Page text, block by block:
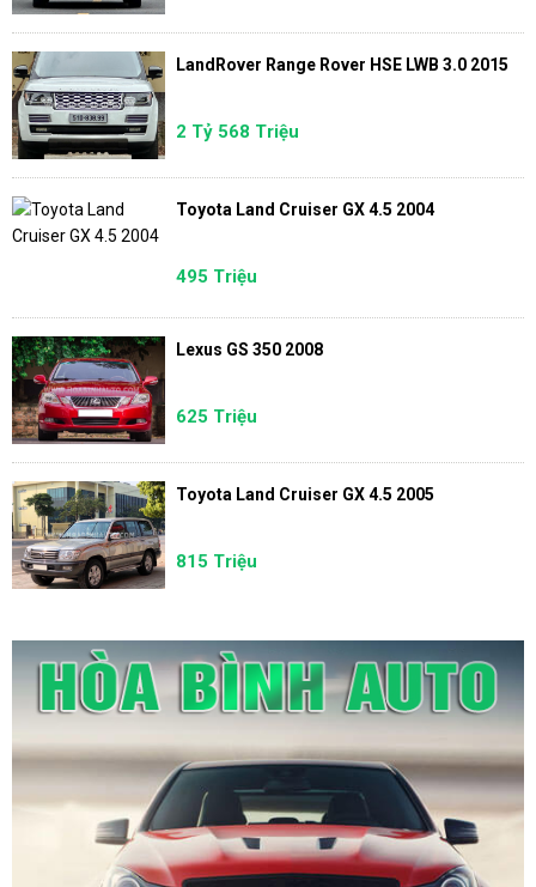
LandRover Range Rover HSE LWB 3.0 2015
2 Tỷ 568 Triệu
Toyota Land Cruiser GX 4.5 2004
495 Triệu
Lexus GS 350 2008
625 Triệu
Toyota Land Cruiser GX 4.5 2005
815 Triệu